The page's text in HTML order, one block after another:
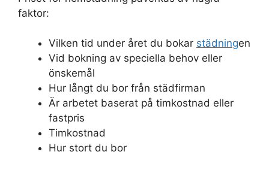
faktor:
Vilken tid under året du bokar städningen
Vid bokning av speciella behov eller
önskemål
Hur långt du bor från städfirman
Är arbetet baserat på timkostnad eller
fastpris
Timkostnad
Hur stort du bor